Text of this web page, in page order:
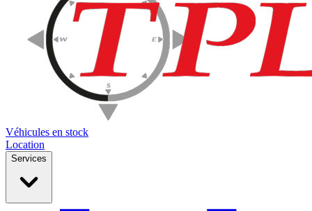
Véhicules en stock
Location
Services